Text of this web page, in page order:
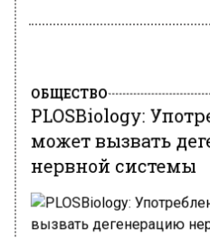
ОБЩЕСТВО
PLOSBiology:
может вызвать
нервной системы